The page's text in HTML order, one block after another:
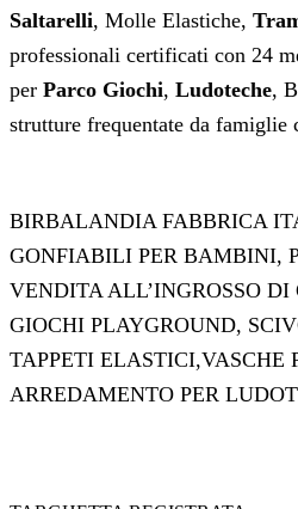
Saltarelli, Molle Elastiche,
professionali certificati con 24
per Parco Giochi, Ludoteche,
strutture frequentate da famiglie
BIRBALANDIA FABBRICA
GONFIABILI PER BAMBINI,
VENDITA ALL’INGROSSO
GIOCHI PLAYGROUND,
TAPPETI ELASTICI,VASCHE
ARREDAMENTO PER